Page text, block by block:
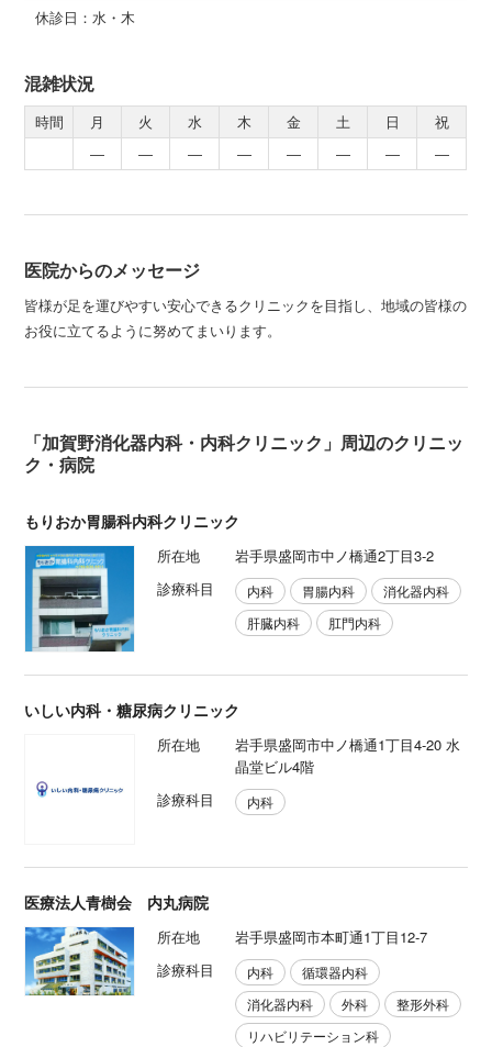
休診日：水・木
混雑状況
時間 月 火 水 木 金 土 日
祝
―
― ― ― ― ― ― ―
医院からのメッセージ
皆様が足を運びやすい安心できるクリニックを目指し、地域の皆様の
お役に立てるように努めてまいります。
「加賀野消化器内科・内科クリニック」周辺のクリニッ
ク・病院
もりおか胃腸科内科クリニック
所在地
岩手県盛岡市中ノ橋通2丁目3-2
診療科目
内科 胃腸内科
消化器内科
肝臓内科
肛門内科
いしい内科・糖尿病クリニック
所在地
岩手県盛岡市中ノ橋通1丁目4-20 水
晶堂ビル4階
診療科目
内科
医療法人青樹会 内丸病院
所在地
岩手県盛岡市本町通1丁目12-7
診療科目
内科
循環器内科
消化器内科
外科
整形外科
リハビリテーション科